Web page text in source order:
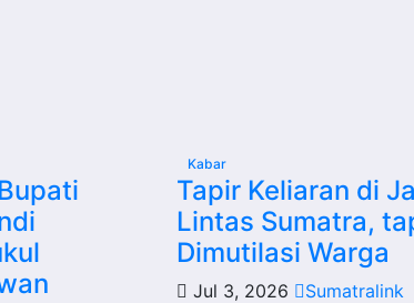
Kabar
Tapir Keliaran di
Lintas Sumatra,
Dimutilasi Warga
Jul 3, 2026 Sumatralink